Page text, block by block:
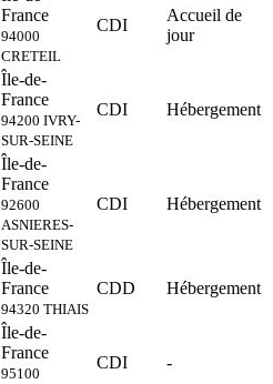
France
94000
CRETEIL
CDI
Accueil de
jour
Île-de-
France
94200 IVRY-
SUR-SEINE
CDI Hébergement
Île-de-
France
92600
ASNIERES-
SUR-SEINE
CDI Hébergement
Île-de-
France
94320 THIAIS
CDD Hébergement
Île-de-
France
95100
CDI -